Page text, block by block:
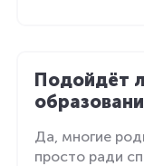
Подойдёт
Да, многие
просто ради